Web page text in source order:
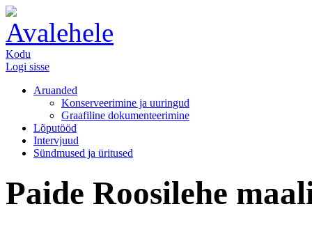
Kodu
Logi sisse
Aruanded
Konserveerimine ja uuringud
Graafiline dokumenteerimine
Lõputööd
Intervjuud
Sündmused ja üritused
Paide Roosilehe